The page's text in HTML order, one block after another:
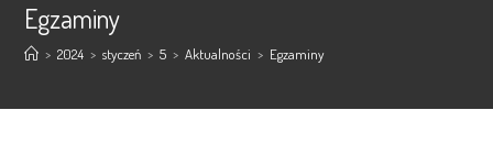
Egzaminy
> 2024 > styczeń > 5 > Aktualności > Egzaminy